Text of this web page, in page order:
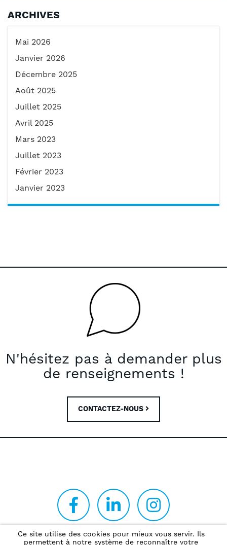
Ce site utilise des cookies pour mieux vous servir. Ils
permettent à notre système de reconnaître votre
ARCHIVES
Mai 2026
Janvier 2026
Décembre 2025
Août 2025
Juillet 2025
Avril 2025
Mars 2023
Juillet 2023
Février 2023
Janvier 2023
N'hésitez pas à demander plus
de renseignements !
CONTACTEZ-NOUS